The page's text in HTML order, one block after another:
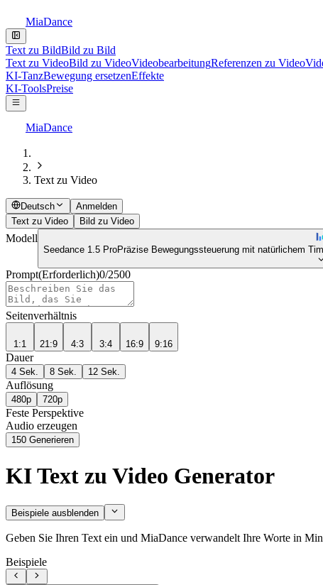
MiaDance
Text zu BildBild zu Bild
Text zu VideoBild zu VideoVideobearbeitungReferenzen zu Video
KI-TanzBewegung ersetzenEffekte
KI-ToolsPreise
MiaDance
Text zu Video
Deutsch
Anmelden
Text zu Video
Bild zu Video
Modell
Seedance 1.5 ProPräzise Bewegungssteuerung mit natürlichem
Prompt(Erforderlich)0/2500
Seitenverhältnis
1:1 21:9 4:3 3:4 16:9 9:16
Dauer
4 Sek. 8 Sek. 12 Sek.
Auflösung
480p 720p
Feste Perspektive
Audio erzeugen
150 Generieren
KI Text zu Video Generator
Beispiele ausblenden
Geben Sie Ihren Text ein und MiaDance verwandelt Ihre Worte in
Beispiele